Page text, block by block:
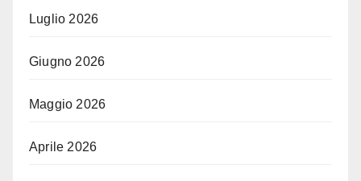
Luglio 2026
Giugno 2026
Maggio 2026
Aprile 2026